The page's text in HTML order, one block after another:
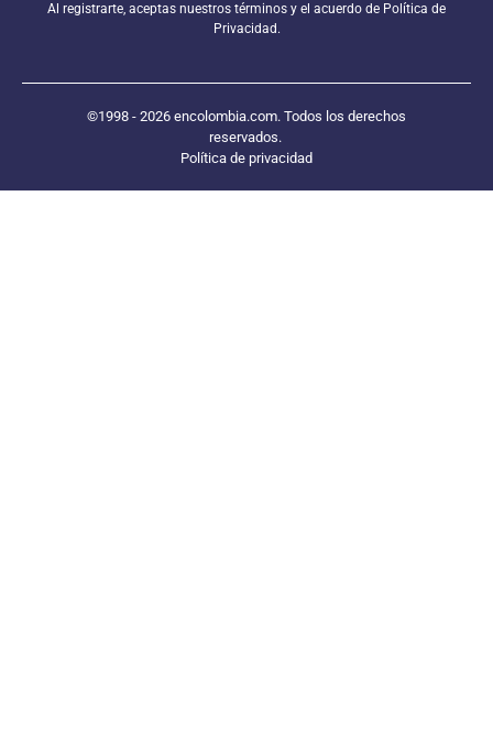
Al registrarte, aceptas nuestros términos y el acuerdo de Política de
Privacidad.
©1998 - 2026 encolombia.com. Todos los derechos
reservados.
Política de privacidad